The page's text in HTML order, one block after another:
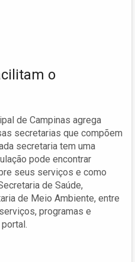
o
de Campinas agrega
secretarias que compõem
secretaria tem uma
pode encontrar
seus serviços e como
de Saúde,
de Meio Ambiente, entre
programas e